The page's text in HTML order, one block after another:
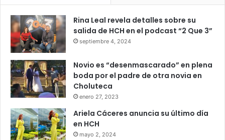
Rina Leal revela detalles sobre su
salida de HCH en el podcast “2 Que 3”
septiembre 4, 2024
Novio es “desenmascarado” en plena
boda por el padre de otra novia en
Choluteca
enero 27, 2023
Ariela Cáceres anuncia su último día
en HCH
mayo 2, 2024